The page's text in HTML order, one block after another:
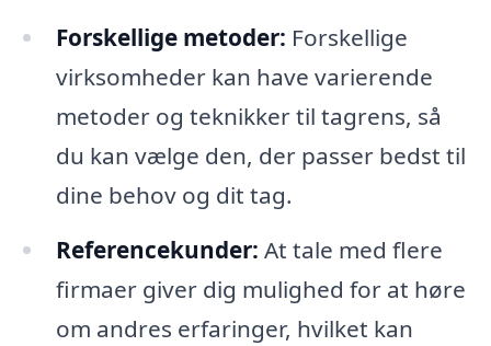
Forskellige metoder: Forskellige
virksomheder kan have varierende
metoder og teknikker til tagrens, så
du kan vælge den, der passer bedst til
dine behov og dit tag.
Referencekunder: At tale med flere
firmaer giver dig mulighed for at høre
om andres erfaringer, hvilket kan